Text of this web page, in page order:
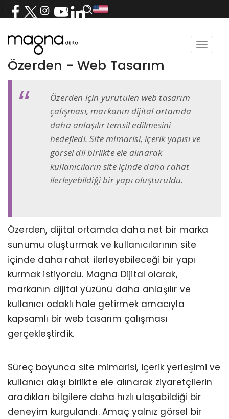
Toggle
Özerden - Web Tasarım
Özerden için yürütülen web tasarım
çalışması, markanın dijital ortamda
daha anlaşılır temsil edilmesini
hedefledi. Site mimarisi, içerik yapısı ve
görsel dil birlikte ele alınarak
kullanıcıların site içinde daha rahat
ilerleyebildiği bir yapı oluşturuldu.
Özerden, dijital ortamda daha net bir marka
sunumu oluşturmak ve kullanıcılarının site
içinde daha rahat ilerleyebileceği bir yapı
kurmak istiyordu. Magna Dijital olarak,
markanın dijital yüzünü daha anlaşılır ve
kullanıcı odaklı hale getirmek amacıyla
kapsamlı bir web tasarım çalışması
gerçekleştirdik.
Süreç boyunca site mimarisi, içerik yerleşimi ve
kullanıcı akışı birlikte ele alınarak ziyaretçilerin
aradıkları bilgilere daha hızlı ulaşabildiği bir
deneyim kurgulandı. Amaç yalnız görsel bir